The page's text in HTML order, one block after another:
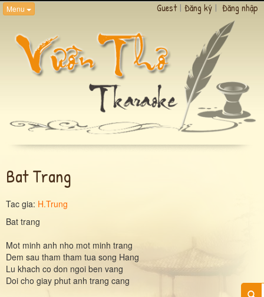
Menu Guest | Đăng ký | Đăng nhập
Bat Trang
Tac gia: H.Trung
Bat trang
Mot minh anh nho mot minh trang
Dem sau tham tham tua song Hang
Lu khach co don ngoi ben vang
Doi cho giay phut anh trang cang